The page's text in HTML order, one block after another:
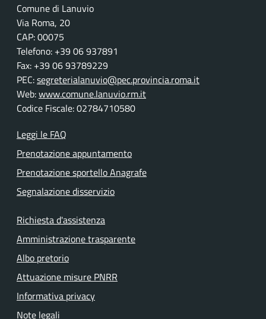
Comune di Lanuvio
Via Roma, 20
CAP: 00075
Telefono: +39 06 937891
Fax: +39 06 93789229
PEC:segreterialanuvio@pec.provincia.roma.it
Web:www.comune.lanuvio.rm.it
Codice Fiscale: 02784710580
Leggi le FAQ
Prenotazione appuntamento
Prenotazione sportello Anagrafe
Segnalazione disservizio
Richiesta d'assistenza
Amministrazione trasparente
Albo pretorio
Attuazione misure PNRR
Informativa privacy
Note legali